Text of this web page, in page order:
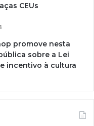
CEUs
promove nesta
sobre a Lei
incentivo à cultura